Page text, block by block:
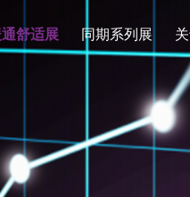
舒适展 同期系列展